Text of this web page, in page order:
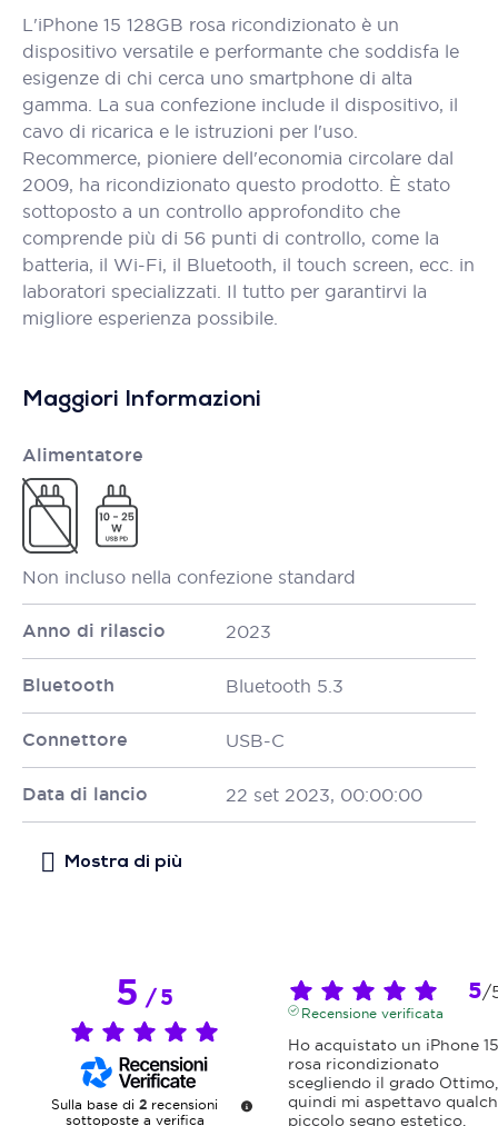
L'iPhone 15 128GB rosa ricondizionato è un
dispositivo versatile e performante che soddisfa le
esigenze di chi cerca uno smartphone di alta
gamma. La sua confezione include il dispositivo, il
cavo di ricarica e le istruzioni per l'uso.
Recommerce, pioniere dell'economia circolare dal
2009, ha ricondizionato questo prodotto. È stato
sottoposto a un controllo approfondito che
comprende più di 56 punti di controllo, come la
batteria, il Wi-Fi, il Bluetooth, il touch screen, ecc. in
laboratori specializzati. Il tutto per garantirvi la
migliore esperienza possibile.
Maggiori Informazioni
Alimentatore
Non incluso nella confezione standard
Anno di rilascio 2023
Bluetooth Bluetooth 5.3
Connettore USB-C
Data di lancio 22 set 2023, 00:00:00
5/5
Sulla base di 2 recensioni
sottoposte a verifica
5/
Recensione verificata
Ho acquistato un iPhone 15
rosa ricondizionato
scegliendo il grado Ottimo,
quindi mi aspettavo
piccolo segno estetico.